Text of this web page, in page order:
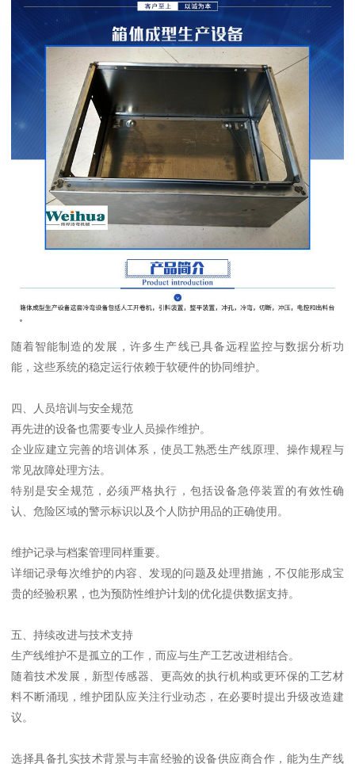
随着智能制造的发展，许多生产线已具备远程监控与数据分析功
能，这些系统的稳定运行依赖于软硬件的协同维护。
四、人员培训与安全规范
再先进的设备也需要专业人员操作维护。
企业应建立完善的培训体系，使员工熟悉生产线原理、操作规程与
常见故障处理方法。
特别是安全规范，必须严格执行，包括设备急停装置的有效性确
认、危险区域的警示标识以及个人防护用品的正确使用。
维护记录与档案管理同样重要。
详细记录每次维护的内容、发现的问题及处理措施，不仅能形成宝
贵的经验积累，也为预防性维护计划的优化提供数据支持。
五、持续改进与技术支持
生产线维护不是孤立的工作，而应与生产工艺改进相结合。
随着技术发展，新型传感器、更高效的执行机构或更环保的工艺材
料不断涌现，维护团队应关注行业动态，在必要时提出升级改造建
议。
选择具备扎实技术背景与丰富经验的设备供应商合作，能为生产线